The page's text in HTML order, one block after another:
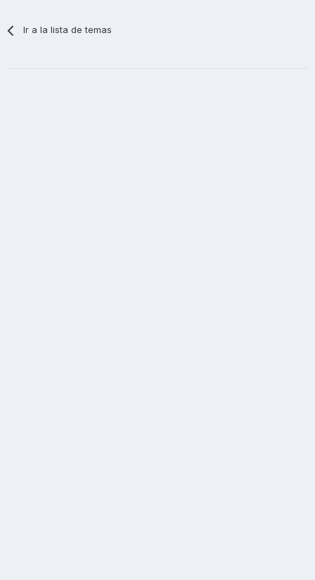
Ir a la lista de temas